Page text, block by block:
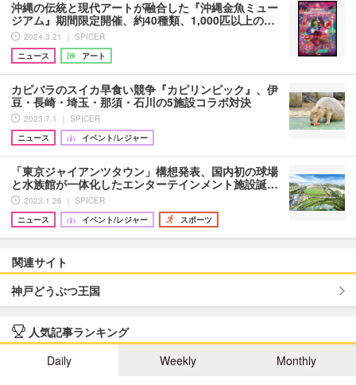
沖縄の伝統と現代アートが融合した『沖縄金魚ミュー
ジアム』期間限定開催、約40種類、1,000匹以上の…
2024.3.21 ｜ SPICER
ニュース
アート
カピバラのスイカ早食い競争『カピリンピック』、伊
豆・長崎・埼玉・那須・石川の5施設コラボ対決
2023.7.1 ｜ SPICER
ニュース
イベント/レジャー
「東京ジャイアンツタウン」構想発表、国内初の球場
と水族館が一体化したエンターテインメント施設誕…
2023.1.26 ｜ SPICER
ニュース
イベント/レジャー スポーツ
関連サイト
神戸どうぶつ王国
人気記事ランキング
Daily
Weekly Monthly